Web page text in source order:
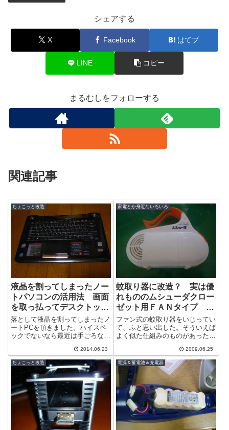
シェアする
X Facebook はてブ
LINE コピー
まるむしをフォローする
関連記事
ちょこっと改造
液晶を割ってしまったノー
トパソコンの活用法 画面
を取っ払ってデスクトップ
で TOSHIBA dynabook
TX/66FBL
PATX66FLPBL 分解
落として液晶を割ってしまったノ
ートPCを頂きました。ハイスペ
ックでないなら最近は手ごろな値
液晶を割ってしまったらメーカー
修理に出す...
2014.06.23
家電とか身近ないろいろ
蚊取り器に改造？ 実は優
れもののムシューダクロー
ゼット用ＦＡＮタイプ で
も生産終了？
ファン式の蚊取り器をいじってい
て、ふと思い出した。そういえば
よく似た仕組みのものがあったな
でＦＡＮ式のものです。電気式の
ものはなか...
2009.06.25
ちょこっと改造 電源＆蓄電池＆充電器